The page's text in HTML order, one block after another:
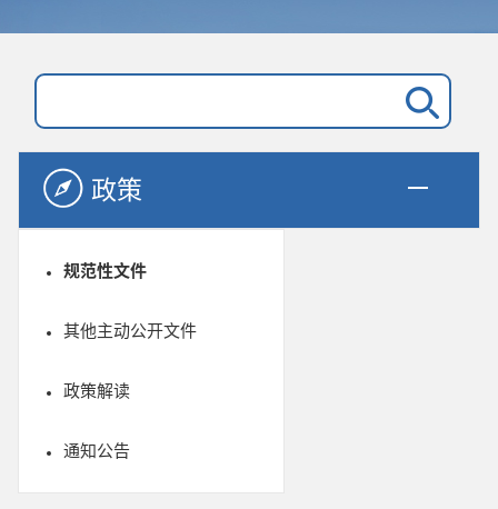
政策
规范性文件
其他主动公开文件
政策解读
通知公告